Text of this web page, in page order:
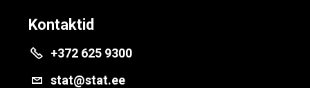
Kontaktid
+372 625 9300
stat@stat.ee